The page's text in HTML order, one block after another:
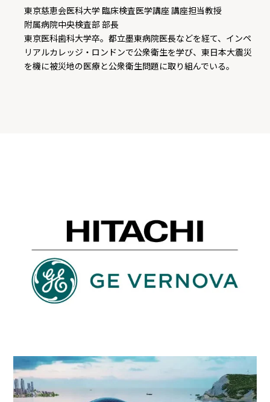
東京慈恵会医科大学 臨床検査医学講座 講座担当教授
附属病院中央検査部 部長
東京医科歯科大学卒。都立墨東病院医長などを経て、インペ
リアルカレッジ・ロンドンで公衆衛生を学び、東日本大震災
を機に被災地の医療と公衆衛生問題に取り組んでいる。